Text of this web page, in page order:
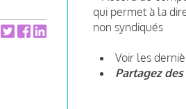
qui permet à la
non syndiqués
Voir les
Partagez